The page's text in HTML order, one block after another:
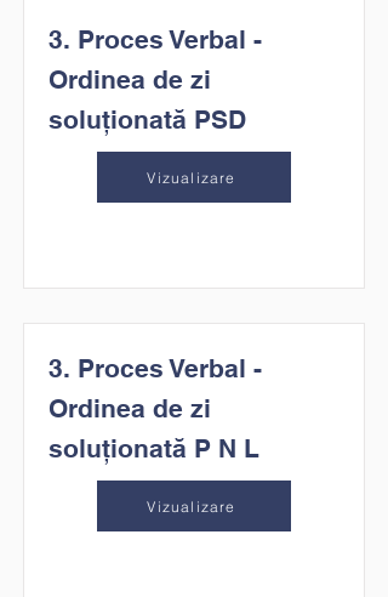
3. Proces Verbal -
Ordinea de zi
soluționată PSD
Vizualizare
3. Proces Verbal -
Ordinea de zi
soluționată P N L
Vizualizare